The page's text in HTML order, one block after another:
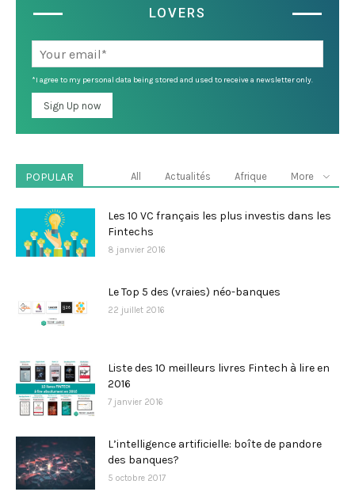
LOVERS
*I agree to my personal data being stored and used to receive a newsletter only.
POPULAR All Actualités Afrique More
Les 10 VC français les plus investis dans les
Fintechs
8 janvier 2016
Le Top 5 des (vraies) néo-banques
22 juillet 2016
Liste des 10 meilleurs livres Fintech à lire en
2016
7 janvier 2016
L’intelligence artificielle: boîte de pandore
des banques?
5 octobre 2017